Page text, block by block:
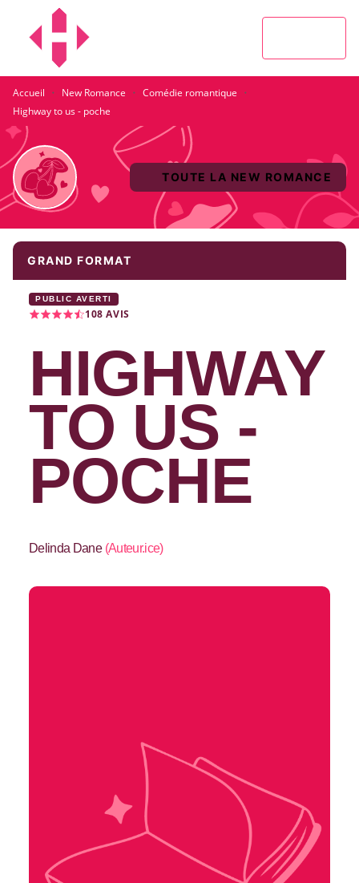
MENU
Accueil · New Romance · Comédie romantique ·
Highway to us - poche
TOUTE LA NEW ROMANCE
GRAND FORMAT
PUBLIC AVERTI
108 AVIS
HIGHWAY
TO US -
POCHE
Delinda Dane(Auteur.ice)